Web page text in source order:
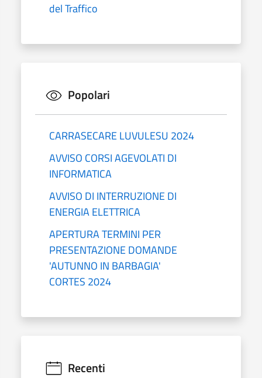
del Traffico
Popolari
CARRASECARE LUVULESU 2024
AVVISO CORSI AGEVOLATI DI
INFORMATICA
AVVISO DI INTERRUZIONE DI
ENERGIA ELETTRICA
APERTURA TERMINI PER
PRESENTAZIONE DOMANDE
'AUTUNNO IN BARBAGIA'
CORTES 2024
Recenti